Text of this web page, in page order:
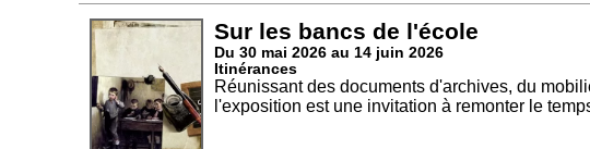
Sur les bancs de l'école
Du 30 mai 2026 au 14 juin 2026
Itinérances
Réunissant des documents d'archives, du
l'exposition est une invitation à remonter le